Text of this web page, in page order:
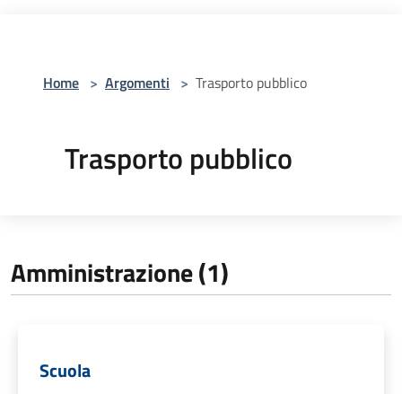
Home > Argomenti > Trasporto pubblico
Trasporto pubblico
Amministrazione (1)
Scuola